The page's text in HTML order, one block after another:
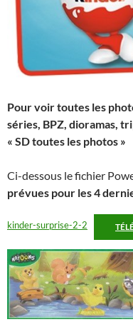
Pour voir toutes les
séries, BPZ, dioramas,
« SD toutes les photos »
Ci-dessous le fichier
prévues pour les 4
kinder-surprise-2-2